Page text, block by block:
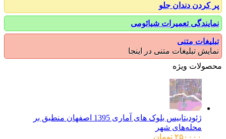
دندان جلو
تعمیرات شیائومی
متنی
تبلیغات متنی در اینجا
ویژه
ژئودیتابیس بلوک های آماری 1395 اصفهان منطبق بر
محله‌های شهر
۲۵۰۰۰۰ تومان